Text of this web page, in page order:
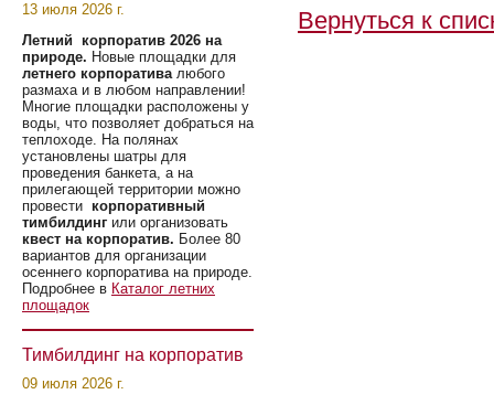
Вернуться к
13 июля 2026 г.
Летний корпоратив 2026 на
природе. Новые площадки для
летнего корпоративалюбого
размаха и в любом направлении!
Многие площадки расположены у
воды, что позволяет добраться на
теплоходе. На полянах
установлены шатры для
проведения банкета, а на
прилегающей территории можно
провести корпоративный
тимбилдинг или организовать
квест на корпоратив. Более 80
вариантов для организации
осеннего корпоратива на природе.
Подробнее в Каталог летних
площадок
Тимбилдинг на корпоратив
09 июля 2026 г.